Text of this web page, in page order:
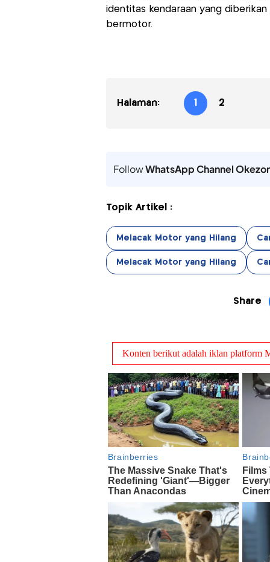
identitas kendaraan yang
bermotor.
Halaman: 1 2
FollowWhatsApp Channel
Topik Artikel :
Melacak Motor yang Hilang
Melacak Motor yang Hilang
Share